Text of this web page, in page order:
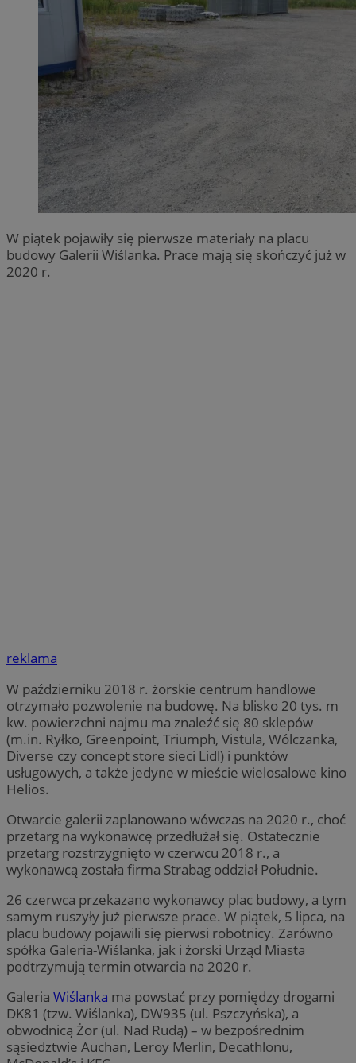
W piątek pojawiły się pierwsze materiały na placu
budowy Galerii Wiślanka. Prace mają się skończyć już w
2020 r.
reklama
W październiku 2018 r. żorskie centrum handlowe
otrzymało pozwolenie na budowę. Na blisko 20 tys. m
kw. powierzchni najmu ma znaleźć się 80 sklepów
(m.in. Ryłko, Greenpoint, Triumph, Vistula, Wólczanka,
Diverse czy concept store sieci Lidl) i punktów
usługowych, a także jedyne w mieście wielosalowe kino
Helios.
Otwarcie galerii zaplanowano wówczas na 2020 r., choć
przetarg na wykonawcę przedłużał się. Ostatecznie
przetarg rozstrzygnięto w czerwcu 2018 r., a
wykonawcą została firma Strabag oddział Południe.
26 czerwca przekazano wykonawcy plac budowy, a tym
samym ruszyły już pierwsze prace. W piątek, 5 lipca, na
placu budowy pojawili się pierwsi robotnicy. Zarówno
spółka Galeria-Wiślanka, jak i żorski Urząd Miasta
podtrzymują termin otwarcia na 2020 r.
Galeria Wiślanka ma powstać przy pomiędzy drogami
DK81 (tzw. Wiślanka), DW935 (ul. Pszczyńska), a
obwodnicą Żor (ul. Nad Rudą) – w bezpośrednim
sąsiedztwie Auchan, Leroy Merlin, Decathlonu,